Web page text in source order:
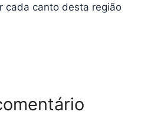
cada canto desta região